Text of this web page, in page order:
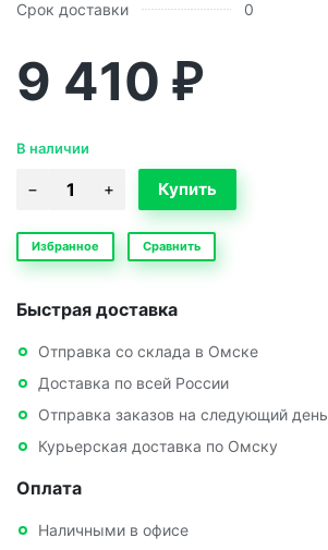
Срок доставки
0
9 410 ₽
В наличии
Избранное Сравнить
Быстрая доставка
Отправка со склада в Омске
Доставка по всей России
Отправка заказов на следующий день
Курьерская доставка по Омску
Оплата
Наличными в офисе